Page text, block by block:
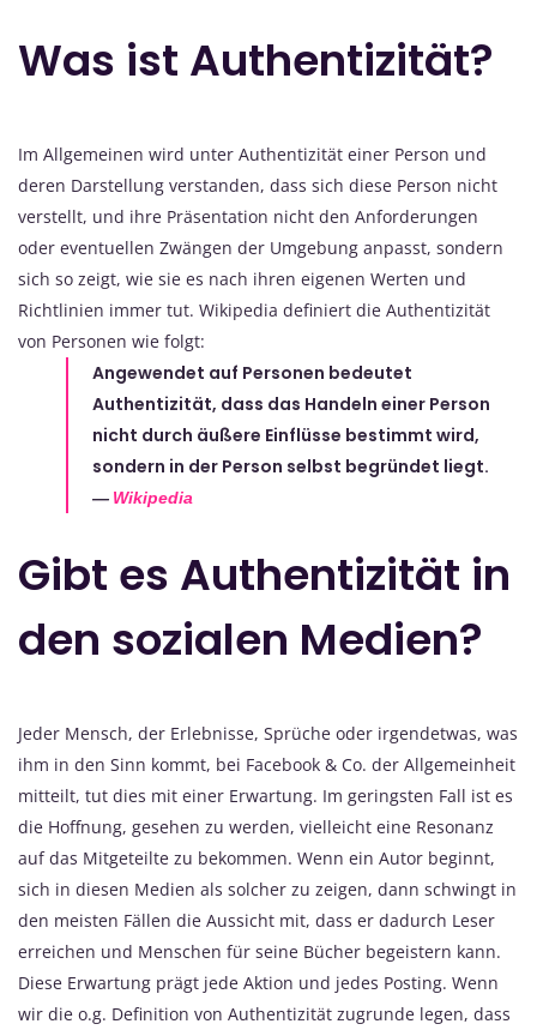
Was ist Authentizität?
Im Allgemeinen wird unter Authentizität einer Person und
deren Darstellung verstanden, dass sich diese Person nicht
verstellt, und ihre Präsentation nicht den Anforderungen
oder eventuellen Zwängen der Umgebung anpasst, sondern
sich so zeigt, wie sie es nach ihren eigenen Werten und
Richtlinien immer tut. Wikipedia definiert die Authentizität
von Personen wie folgt:
Angewendet auf Personen bedeutet
Authentizität, dass das Handeln einer Person
nicht durch äußere Einflüsse bestimmt wird,
sondern in der Person selbst begründet liegt.
Wikipedia
Gibt es Authentizität in
den sozialen Medien?
Jeder Mensch, der Erlebnisse, Sprüche oder irgendetwas, was
ihm in den Sinn kommt, bei Facebook & Co. der Allgemeinheit
mitteilt, tut dies mit einer Erwartung. Im geringsten Fall ist es
die Hoffnung, gesehen zu werden, vielleicht eine Resonanz
auf das Mitgeteilte zu bekommen. Wenn ein Autor beginnt,
sich in diesen Medien als solcher zu zeigen, dann schwingt in
den meisten Fällen die Aussicht mit, dass er dadurch Leser
erreichen und Menschen für seine Bücher begeistern kann.
Diese Erwartung prägt jede Aktion und jedes Posting. Wenn
wir die o.g. Definition von Authentizität zugrunde legen, dass